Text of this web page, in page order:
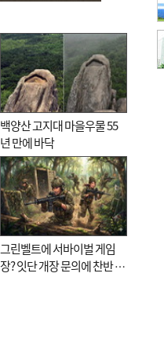
백양산 고지대 마을우물 55
년 만에 바닥
그린벨트에 서바이벌 게임
장? 잇단 개장 문의에 찬반 논